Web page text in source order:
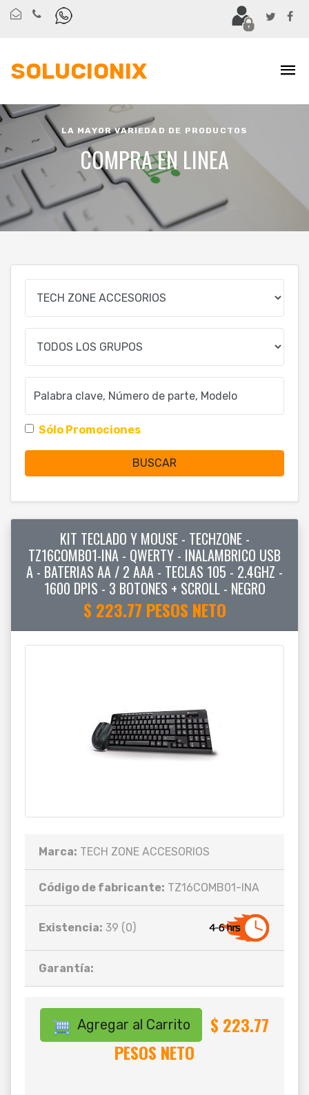
SOLUCIONIX
LA MAYOR VARIEDAD DE PRODUCTOS
COMPRA EN LINEA
Sólo Promociones
BUSCAR
KIT TECLADO Y MOUSE - TECHZONE -
TZ16COMB01-INA - QWERTY - INALAMBRICO USB
A - BATERIAS AA / 2 AAA - TECLAS 105 - 2.4GHZ -
1600 DPIS - 3 BOTONES + SCROLL - NEGRO
$ 223.77 PESOS NETO
Marca: TECH ZONE ACCESORIOS
Código de fabricante: TZ16COMB01-INA
Existencia: 39 (0)
Garantía:
Agregar al Carrito
$ 223.77
PESOS NETO